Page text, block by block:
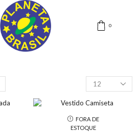
0
FORA DE
ESTOQUE